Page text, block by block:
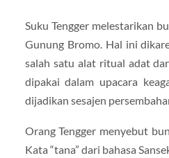
Suku Tengger melestarikan
Gunung Bromo. Hal ini
salah satu alat ritual adat
dipakai dalam upacara
dijadikan sesajen
Orang Tengger menyebut
Kata “tana” dari bahasa